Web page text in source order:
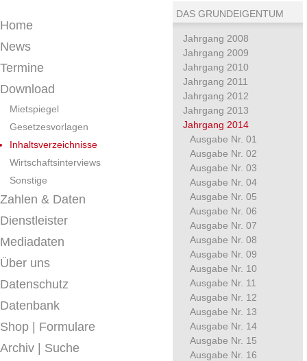
Home
News
Termine
Download
Mietspiegel
Gesetzesvorlagen
Inhaltsverzeichnisse
Wirtschaftsinterviews
Sonstige
Zahlen & Daten
Dienstleister
Mediadaten
Über uns
Datenschutz
Datenbank
Shop | Formulare
Archiv | Suche
DAS GRUNDEIGENTUM
Jahrgang 2008
Jahrgang 2009
Jahrgang 2010
Jahrgang 2011
Jahrgang 2012
Jahrgang 2013
Jahrgang 2014
Ausgabe Nr. 01
Ausgabe Nr. 02
Ausgabe Nr. 03
Ausgabe Nr. 04
Ausgabe Nr. 05
Ausgabe Nr. 06
Ausgabe Nr. 07
Ausgabe Nr. 08
Ausgabe Nr. 09
Ausgabe Nr. 10
Ausgabe Nr. 11
Ausgabe Nr. 12
Ausgabe Nr. 13
Ausgabe Nr. 14
Ausgabe Nr. 15
Ausgabe Nr. 16